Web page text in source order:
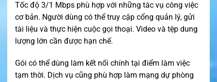
Tốc độ 3/1 Mbps phù hợp với những tác vụ công việc
cơ bản. Người dùng có thể truy cập cổng quản lý, gửi
tài liệu và thực hiện cuộc gọi thoại. Video và tệp dung
lượng lớn cần được hạn chế.
Gói có thể dùng làm kết nối chính tại điểm làm việc
tạm thời. Dịch vụ cũng phù hợp làm mạng dự phòng